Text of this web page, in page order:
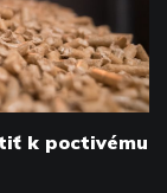
k poctivému